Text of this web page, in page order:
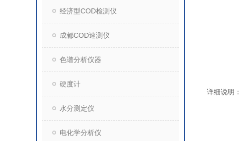
经济型COD检测仪
成都COD速测仪
色谱分析仪器
硬度计
水分测定仪
电化学分析仪
详细说明：